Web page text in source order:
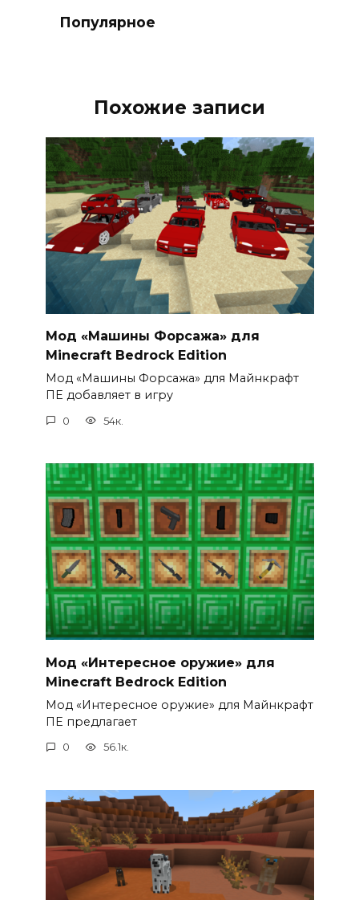
Популярное
Похожие записи
Мод «Машины Форсажа» для
Minecraft Bedrock Edition
Мод «Машины Форсажа» для Майнкрафт
ПЕ добавляет в игру
0 54к.
Мод «Интересное оружие» для
Minecraft Bedrock Edition
Мод «Интересное оружие» для Майнкрафт
ПЕ предлагает
0 56.1к.